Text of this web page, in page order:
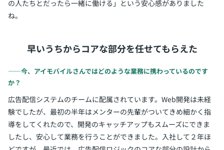
の人たちとだったら一緒に働ける」という安心感がありました
ね。
早いうちからコアな部分を任せてもらえた
――今、アイモバイルさんではどのような業務に携わっているのです
か？
広告配信システムのチームに配属されています。Web開発は未経
験でしたが、最初の半年はメンターの先輩がついてきめ細かく指
導をしてくれたので、開発のキャッチアップもスムーズにできま
したし、安心して業務を行うことができました。入社して２年ほ